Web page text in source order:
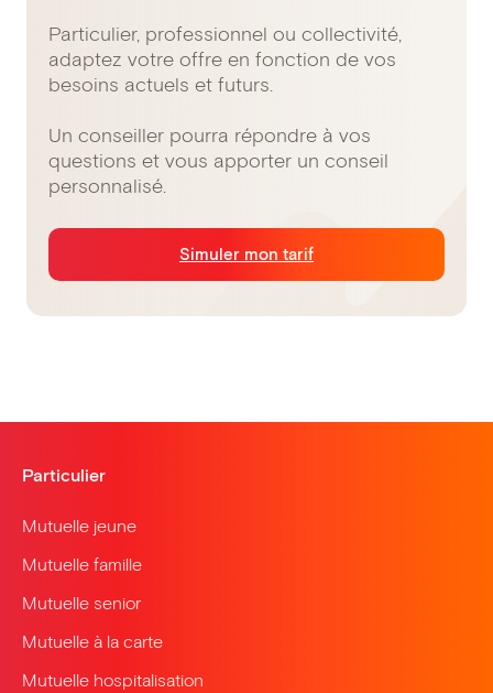
Particulier, professionnel ou collectivité,
adaptez votre offre en fonction de vos
besoins actuels et futurs.
Un conseiller pourra répondre à vos
questions et vous apporter un conseil
personnalisé.
Simuler mon tarif
Particulier
Mutuelle jeune
Mutuelle famille
Mutuelle senior
Mutuelle à la carte
Mutuelle hospitalisation